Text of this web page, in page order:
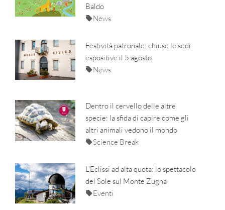
Baldo
News
Festività patronale: chiuse le sedi
espositive il 5 agosto
News
Dentro il cervello delle altre
specie: la sfida di capire come gli
altri animali vedono il mondo
Science Break
L'Eclissi ad alta quota: lo spettacolo
del Sole sul Monte Zugna
Eventi